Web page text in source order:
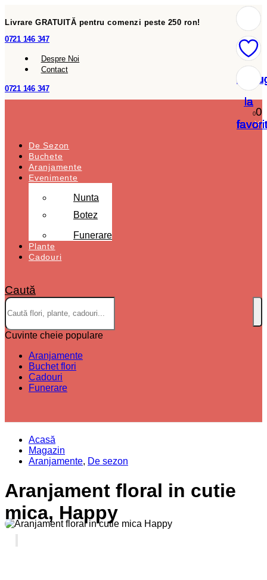
Livrare GRATUITĂ pentru comenzi peste 250 ron!
0721 146 347
Despre Noi
Contact
0721 146 347
00
De Sezon
Buchete
Aranjamente
Evenimente
Nunta
Botez
Funerare
Plante
Cadouri
Caută
Cuvinte cheie populare
Aranjamente
Buchet flori
Cadouri
Funerare
Acasă
Magazin
Aranjamente, De sezon
Aranjament floral in cutie
mica, Happy
la
la
la
la
la
la
la